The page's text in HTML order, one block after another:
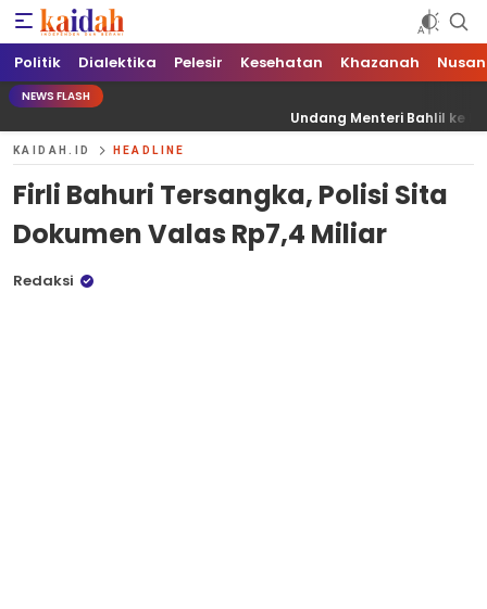
Kaidah.ID
Independen dan Berani
Politik Dialektika Pelesir Kesehatan Khazanah
NEWS FLASH
Undang Menteri Bahlil ke Palu, Gubernur: Kita
KAIDAH.ID HEADLINE
Firli Bahuri Tersangka, Polisi Sita
Dokumen Valas Rp7,4 Miliar
Redaksi